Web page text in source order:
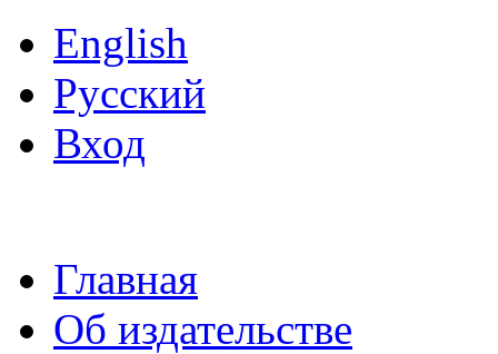
English
Русский
Вход
Главная
Об издательстве